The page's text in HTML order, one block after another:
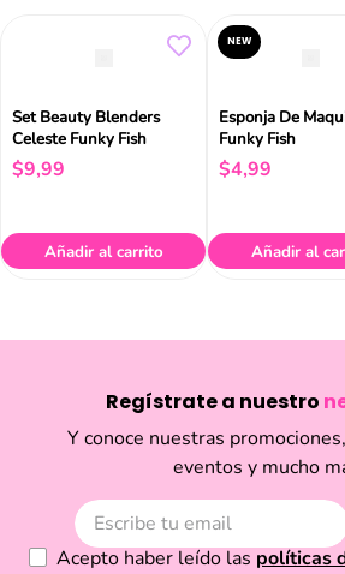
Set Beauty Blenders
Celeste Funky Fish
$9,99
Añadir al carrito
NEW
Esponja De
Funky Fish
$4,99
Añadir al
Regístrate a nuestro
Y conoce nuestras
eventos y mucho
Acepto haber leído las políticas